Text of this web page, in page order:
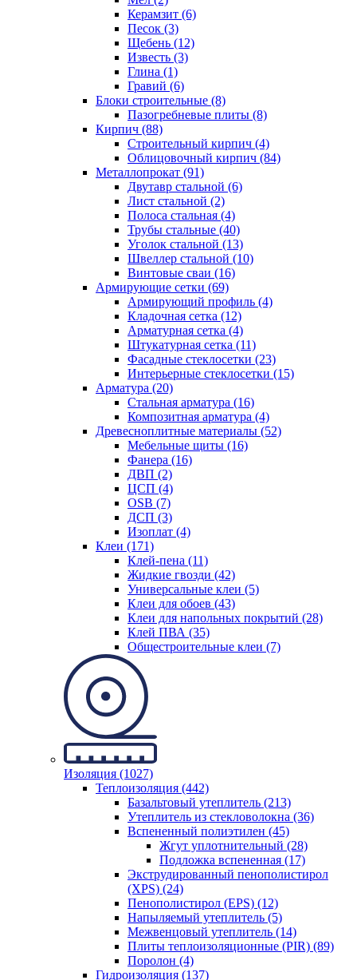
Керамзит (6)
Песок (3)
Щебень (12)
Известь (3)
Глина (1)
Гравий (6)
Блоки строительные (8)
Пазогребневые плиты (8)
Кирпич (88)
Строительный кирпич (4)
Облицовочный кирпич (84)
Металлопрокат (91)
Двутавр стальной (6)
Лист стальной (2)
Полоса стальная (4)
Трубы стальные (40)
Уголок стальной (13)
Швеллер стальной (10)
Винтовые сваи (16)
Армирующие сетки (69)
Армирующий профиль (4)
Кладочная сетка (12)
Арматурная сетка (4)
Штукатурная сетка (11)
Фасадные стеклосетки (23)
Интерьерные стеклосетки (15)
Арматура (20)
Стальная арматура (16)
Композитная арматура (4)
Древесноплитные материалы (52)
Мебельные щиты (16)
Фанера (16)
ДВП (2)
ЦСП (4)
OSB (7)
ДСП (3)
Изоплат (4)
Клеи (171)
Клей-пена (11)
Жидкие гвозди (42)
Универсальные клеи (5)
Клеи для обоев (43)
Клеи для напольных покрытий (28)
Клей ПВА (35)
Общестроительные клеи (7)
Изоляция (1027)
Теплоизоляция (442)
Базальтовый утеплитель (213)
Утеплитель из стекловолокна (36)
Вспененный полиэтилен (45)
Жгут уплотнительный (28)
Подложка вспененная (17)
Экструдированный пенополистирол
(XPS) (24)
Пенополистирол (EPS) (12)
Напыляемый утеплитель (5)
Межвенцовый утеплитель (14)
Плиты теплоизоляционные (PIR) (89)
Поролон (4)
Гидроизоляция (137)